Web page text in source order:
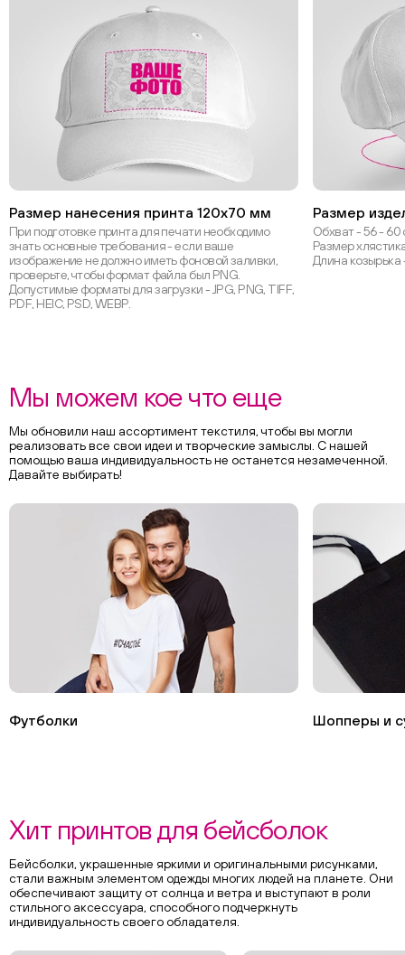
Размер нанесения принта 120х70 мм
При подготовке принта для печати необходимо
знать основные требования - если ваше
изображение не должно иметь фоновой заливки,
проверьте, чтобы формат файла был PNG.
Допустимые форматы для загрузки - JPG, PNG, TIFF,
PDF, HEIC, PSD, WEBP.
Размер
Обхват - 56 - 60
Размер
Длина козырька
Мы можем кое что еще
Мы обновили наш ассортимент текстиля, чтобы вы могли
реализовать все свои идеи и творческие замыслы. С нашей
помощью ваша индивидуальность не останется незамеченной.
Давайте выбирать!
Футболки Шопперы и
Хит принтов для бейсболок
Бейсболки, украшенные яркими и оригинальными рисунками,
стали важным элементом одежды многих людей на планете. Они
обеспечивают защиту от солнца и ветра и выступают в роли
стильного аксессуара, способного подчеркнуть
индивидуальность своего обладателя.